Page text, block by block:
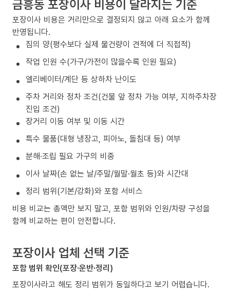
금흥동 포장이사 비용이 달라지는 기준
포장이사 비용은 거리만으로 결정되지 않고 아래 요소가 함께
반영됩니다.
짐의 양(평수보다 실제 물건량이 견적에 더 직접적)
작업 인원 수(가구/가전이 많을수록 인원 필요)
엘리베이터/계단 등 상하차 난이도
주차 거리와 정차 조건(건물 앞 정차 가능 여부, 지하주차장
진입 조건)
장거리 이동 여부 및 이동 시간
특수 물품(대형 냉장고, 피아노, 돌침대 등) 여부
분해·조립 필요 가구의 비중
이사 날짜(손 없는 날/주말/월말·월초 등)와 시간대
정리 범위(기본/강화)와 포함 서비스
비용 비교는 총액만 보지 말고, 포함 범위와 인원/차량 구성을
함께 비교하는 편이 안전합니다.
포장이사 업체 선택 기준
포함 범위 확인(포장·운반·정리)
포장이사라고 해도 정리 범위가 동일하다고 보기 어렵습니다.